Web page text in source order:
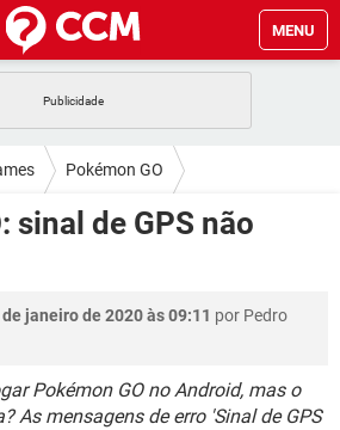
MENU
FACEBOOK
EXCEL
FACEBOOK
GMAIL
GMAIL
WHATSAPP
EXCEL
WHATSAPP
FACEBOOK
Pokémon GO
sinal de GPS não
janeiro de 2020 às 09:11 por Pedro
Pokémon GO no Android, mas o
As mensagens de erro 'Sinal de GPS